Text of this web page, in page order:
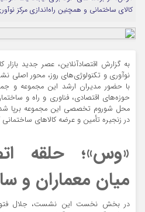
کالای ساختمانی و همچنین راه‌اندازی مرکز
به گزارش اقتصادآنلاین، عصر جدید بازار
نوآوری و تکنولوژی‌های روز، محور
با حضور مدیران ارشد این مجموعه و
حوزه‌های اقتصادی، فناوری و راه و
محل شوروم تخصصی این مجموعه برپا
در زنجیره تأمین و عرضه کالاهای
«وس»؛ حلقه
میان معماران و
در بخش نخست این نشست، جلال